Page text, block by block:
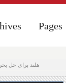
هلند برای حل
Pages
Pages